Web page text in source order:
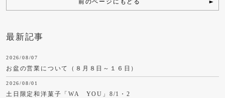
最新記事
2026/08/07
お盆の営業について（８月８日～１６日）
2026/08/01
土日限定和洋菓子「WA YOU」8/1・2